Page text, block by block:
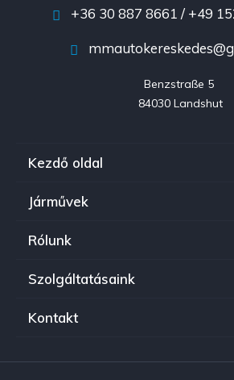
+36 30 887 8661 / +49
Benzstraße 5
84030 Landshut
Kezdő oldal
Járművek
Rólunk
Szolgáltatásaink
Kontakt